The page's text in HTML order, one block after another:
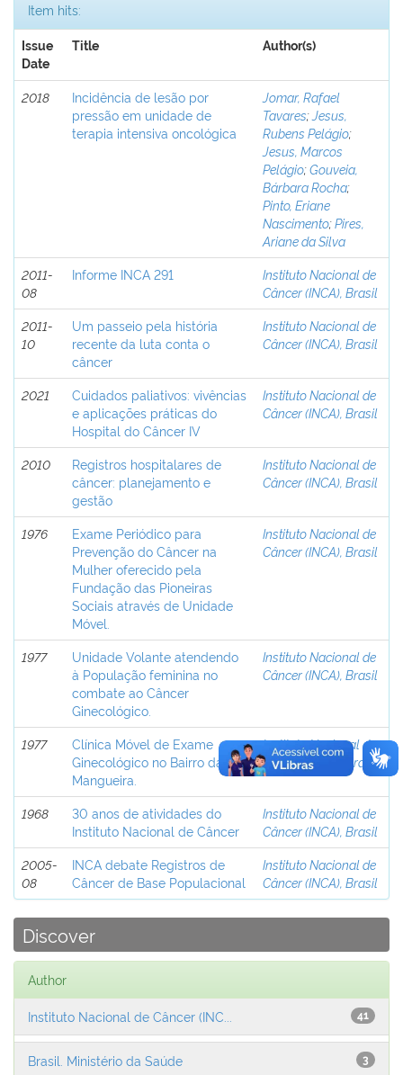
Item hits:
Issue
Date
Title Author(s)
2018
Incidência de lesão por
pressão em unidade de
terapia intensiva oncológica
Jomar, Rafael
Tavares;Jesus,
Rubens Pelágio;
Jesus, Marcos
Pelágio;Gouveia,
Bárbara Rocha;
Pinto, Eriane
Nascimento;Pires,
Ariane da Silva
2011-
08
Informe INCA 291
Instituto Nacional de
Câncer (INCA), Brasil
2011-
10
Um passeio pela história
recente da luta conta o
câncer
Instituto Nacional de
Câncer (INCA), Brasil
2021
Cuidados paliativos: vivências
e aplicações práticas do
Hospital do Câncer IV
Instituto Nacional de
Câncer (INCA), Brasil
2010
Registros hospitalares de
câncer: planejamento e
gestão
Instituto Nacional de
Câncer (INCA), Brasil
1976
Exame Periódico para
Prevenção do Câncer na
Mulher oferecido pela
Fundação das Pioneiras
Sociais através de Unidade
Móvel.
Instituto Nacional de
Câncer (INCA), Brasil
1977
Unidade Volante atendendo
à População feminina no
combate ao Câncer
Ginecológico.
Instituto Nacional de
Câncer (INCA), Brasil
1977
Clínica Móvel de Exame
Ginecológico no Bairro da
Mangueira.
Instituto Nacional de
Câncer (INCA), Brasil
1968
30 anos de atividades do
Instituto Nacional de Câncer
Instituto Nacional de
Câncer (INCA), Brasil
2005-
08
INCA debate Registros de
Câncer de Base Populacional
Instituto Nacional de
Câncer (INCA), Brasil
Discover
Author
41
Instituto Nacional de Câncer (INC...
3
Brasil. Ministério da Saúde